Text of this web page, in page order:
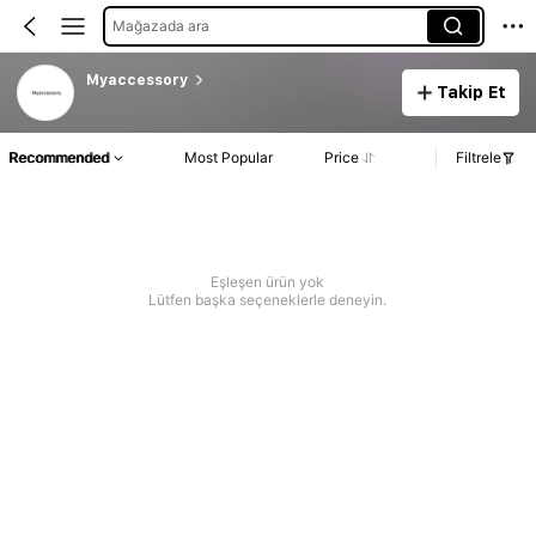
Mağazada ara
Myaccessory
Takip Et
Recommended Most Popular Price Filtrele
Eşleşen ürün yok
Lütfen başka seçeneklerle deneyin.